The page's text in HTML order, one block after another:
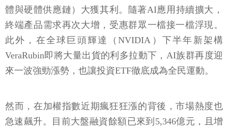
體與硬體供應鏈）大獲其利。隨著AI應用持續擴大，
終端產品需求再次大增，受惠群眾一檔接一檔浮現。
此外，在全球巨頭輝達（NVIDIA）下半年新架構
VeraRubin即將大量出貨的利多拉動下，AI族群再度迎
來一波強勁漲勢，也讓投資ETF徹底成為全民運動。
然而，在加權指數近期瘋狂狂漲的背後，市場熱度也
急速飆升。目前大盤融資餘額已來到5,346億元，且增